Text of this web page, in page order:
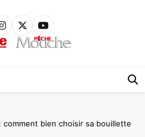
bien choisir sa bouillette